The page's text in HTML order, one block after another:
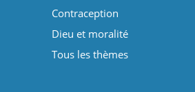
Contraception
Dieu et moralité
Tous les thèmes